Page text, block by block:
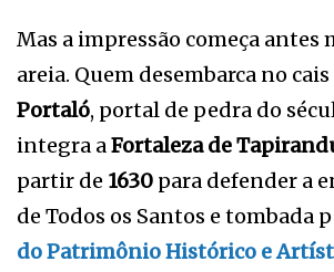
Mas a impressão começa antes
areia. Quem desembarca no cais
Portaló, portal de pedra do
integra a Fortaleza de
partir de 1630 para defender a
de Todos os Santos e tombada
do Patrimônio Histórico e